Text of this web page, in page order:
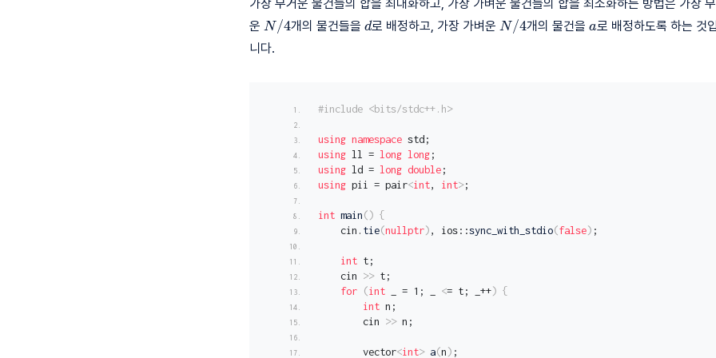
가장 무거운 물건들의 합을 최대화하고, 가장 가벼운 물건들의 합을 최소화하는 방법은 가장
운 N/4
N/4개의 물건들을 d
d로 배정하고, 가장 가벼운 N/4
N/4개의 물건을 a
a로 배정하도록 하는 것
니다.
#include <bits/stdc++.h>
using namespace std;
using ll = long long;
using ld = long double;
using pii = pair<int, int>;
int main() {
    cin.
tie(nullptr), ios::sync_with_stdio(false) ;
int t;
    cin
>> t;
for (int _ = 1; _ <= t; _++) {
int n;
        cin
>> n;
        vector
<int> a(n) ;